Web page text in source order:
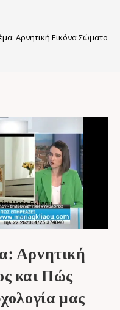
Αρνητική Εικόνα Σώματος
Αρνητική
και Πώς
μας